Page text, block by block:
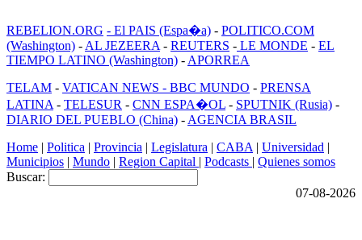
REBELION.ORG - El PAIS (Espa�a) - POLITICO.COM
(Washington) - AL JEZEERA - REUTERS - LE MONDE - EL
TIEMPO LATINO (Washington) - APORREA
TELAM - VATICAN NEWS - BBC MUNDO - PRENSA
LATINA - TELESUR - CNN ESPA�OL - SPUTNIK (Rusia) -
DIARIO DEL PUEBLO (China) - AGENCIA BRASIL
Home | Politica | Provincia | Legislatura | CABA | Universidad |
Municipios | Mundo | Region Capital | Podcasts | Quienes somos
Buscar:
07-08-2026